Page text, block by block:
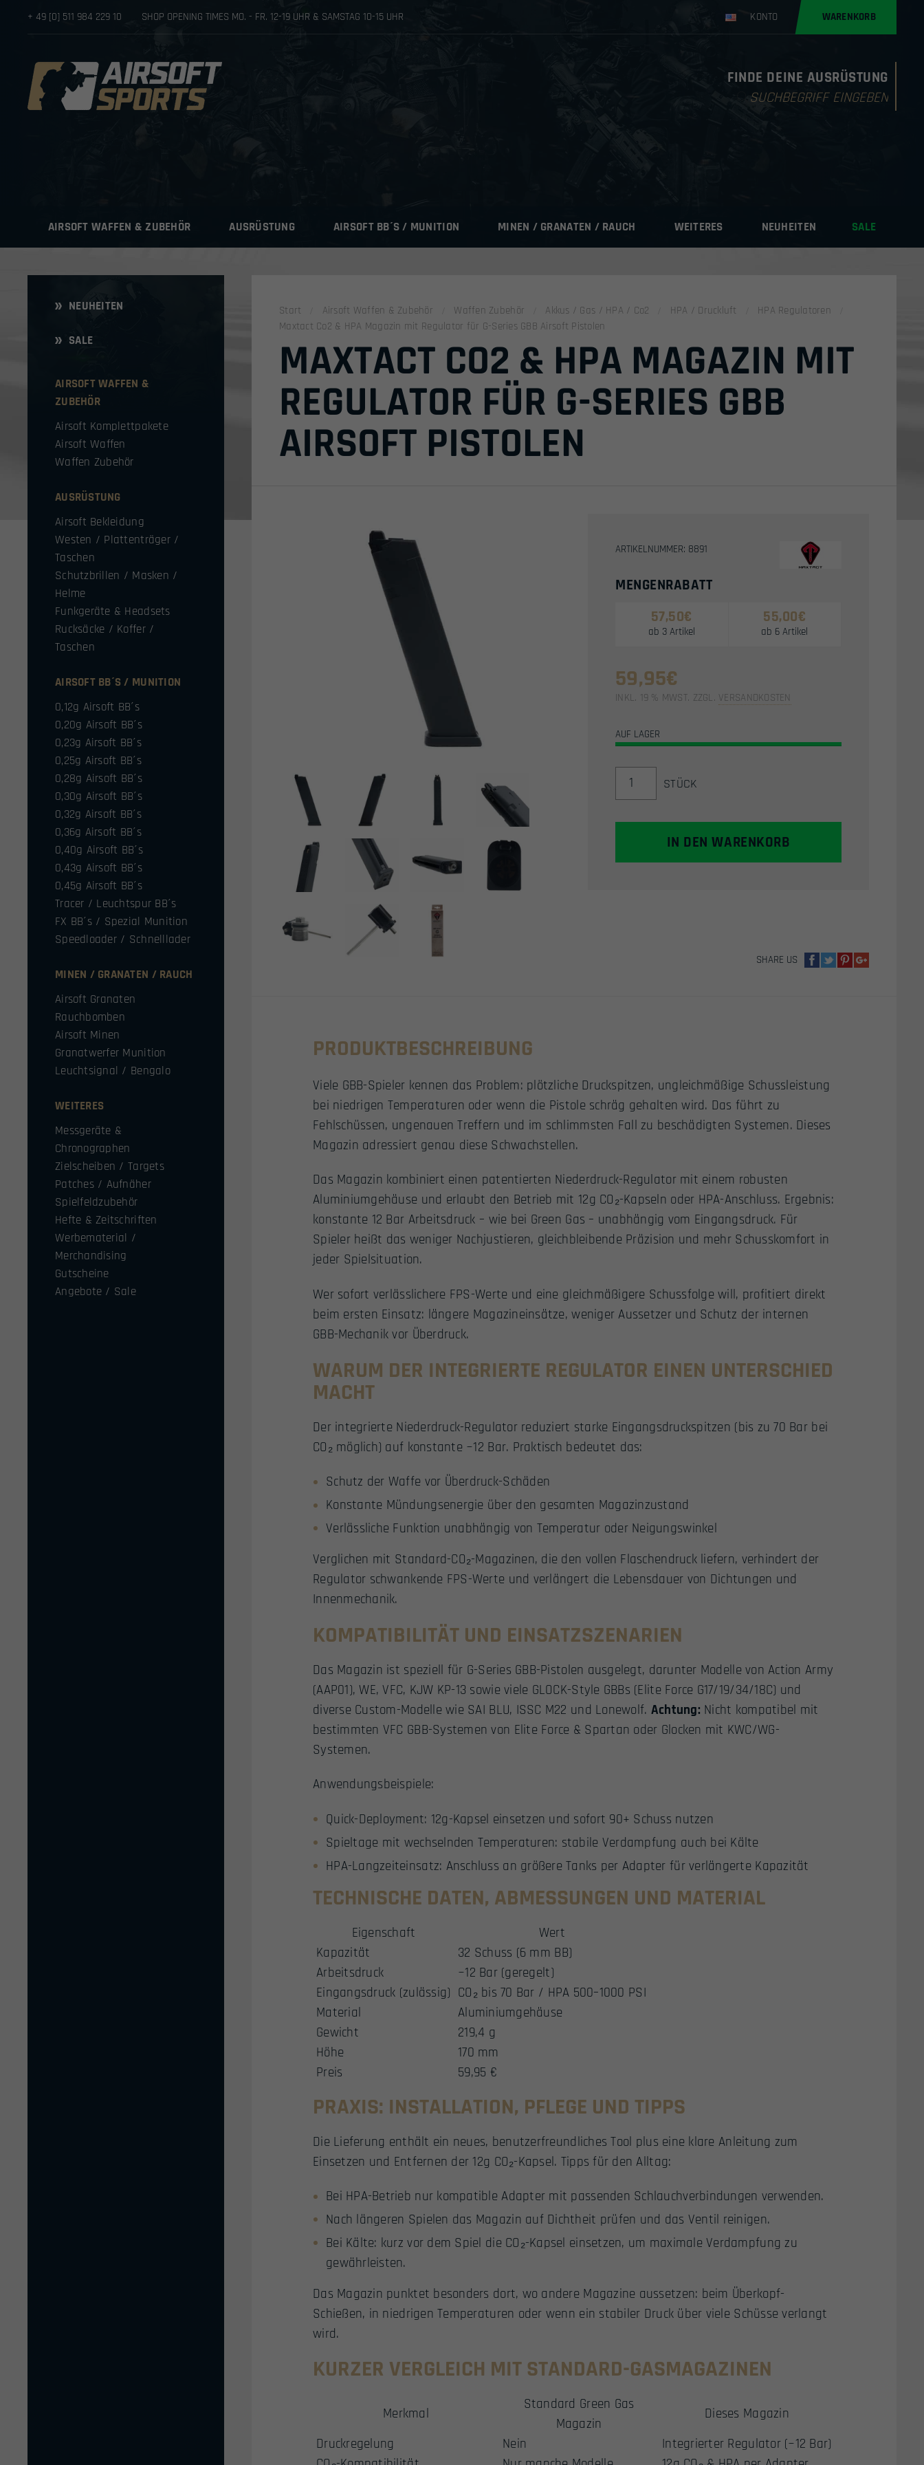
+ 49 [0] 511 984 229 10 SHOP OPENING TIMES MO. - FR. 12-19 UHR & SAMSTAG 10-15 UHR KONTO WARENKORB
FINDE DEINE AUSRÜSTUNG
Products
AIRSOFT WAFFEN & ZUBEHÖR AUSRÜSTUNG AIRSOFT BB´S / MUNITION MINEN / GRANATEN / RAUCH WEITERES NEUHEITEN SALE
NEUHEITEN
SALE
AIRSOFT WAFFEN &
ZUBEHÖR
Airsoft Komplettpakete
Airsoft Waffen
Waffen Zubehör
AUSRÜSTUNG
Airsoft Bekleidung
Westen / Plattenträger /
Taschen
Schutzbrillen / Masken /
Helme
Funkgeräte & Headsets
Rucksäcke / Koffer /
Taschen
AIRSOFT BB´S / MUNITION
0,12g Airsoft BB´s
0,20g Airsoft BB´s
0,23g Airsoft BB´s
0,25g Airsoft BB´s
0,28g Airsoft BB´s
0,30g Airsoft BB´s
0,32g Airsoft BB´s
0,36g Airsoft BB´s
0,40g Airsoft BB´s
0,43g Airsoft BB´s
0,45g Airsoft BB´s
Tracer / Leuchtspur BB´s
FX BB´s / Spezial Munition
Speedloader / Schnelllader
MINEN / GRANATEN / RAUCH
Airsoft Granaten
Rauchbomben
Airsoft Minen
Granatwerfer Munition
Leuchtsignal / Bengalo
WEITERES
Messgeräte &
Chronographen
Zielscheiben / Targets
Patches / Aufnäher
Spielfeldzubehör
Hefte & Zeitschriften
Werbematerial /
Merchandising
Gutscheine
Angebote / Sale
Start Airsoft Waffen & Zubehör Waffen Zubehör Akkus / Gas / HPA / Co2 HPA / Druckluft
HPA Regulatoren
Maxtact Co2 & HPA Magazin mit Regulator für G-Series GBB Airsoft Pistolen
MAXTACT CO2 & HPA MAGAZIN MIT
REGULATOR FÜR G-SERIES GBB
AIRSOFT PISTOLEN
ARTIKELNUMMER: 8891
MENGENRABATT
57,50€
ab 3 Artikel
55,00€
ab 6 Artikel
59,95€
INKL. 19 % MWST. ZZGL. VERSANDKOSTEN
AUF LAGER
HPA
STÜCK
IN DEN WARENKORB
SHARE US
PRODUKTBESCHREIBUNG
Viele GBB-Spieler kennen das Problem: plötzliche Druckspitzen, ungleichmäßige Schussleistung
bei niedrigen Temperaturen oder wenn die Pistole schräg gehalten wird. Das führt zu
Fehlschüssen, ungenauen Treffern und im schlimmsten Fall zu beschädigten Systemen. Dieses
Magazin adressiert genau diese Schwachstellen.
Das Magazin kombiniert einen patentierten Niederdruck-Regulator mit einem robusten
Aluminiumgehäuse und erlaubt den Betrieb mit 12g CO₂-Kapseln oder HPA-Anschluss. Ergebnis:
konstante 12 Bar Arbeitsdruck – wie bei Green Gas – unabhängig vom Eingangsdruck. Für
Spieler heißt das weniger Nachjustieren, gleichbleibende Präzision und mehr Schusskomfort in
jeder Spielsituation.
Wer sofort verlässlichere FPS-Werte und eine gleichmäßigere Schussfolge will, profitiert direkt
beim ersten Einsatz: längere Magazineinsätze, weniger Aussetzer und Schutz der internen
GBB-Mechanik vor Überdruck.
WARUM DER INTEGRIERTE REGULATOR EINEN UNTERSCHIED
MACHT
Der integrierte Niederdruck-Regulator reduziert starke Eingangsdruckspitzen (bis zu 70 Bar bei
CO₂ möglich) auf konstante ~12 Bar. Praktisch bedeutet das:
Schutz der Waffe vor Überdruck-Schäden
Konstante Mündungsenergie über den gesamten Magazinzustand
Verlässliche Funktion unabhängig von Temperatur oder Neigungswinkel
Verglichen mit Standard-CO₂-Magazinen, die den vollen Flaschendruck liefern, verhindert der
Regulator schwankende FPS-Werte und verlängert die Lebensdauer von Dichtungen und
Innenmechanik.
KOMPATIBILITÄT UND EINSATZSZENARIEN
Das Magazin ist speziell für G-Series GBB-Pistolen ausgelegt, darunter Modelle von Action Army
(AAP01), WE, VFC, KJW KP-13 sowie viele GLOCK-Style GBBs (Elite Force G17/19/34/18C) und
diverse Custom-Modelle wie SAI BLU, ISSC M22 und Lonewolf. Achtung: Nicht kompatibel mit
bestimmten VFC GBB-Systemen von Elite Force & Spartan oder Glocken mit KWC/WG-
Systemen.
Anwendungsbeispiele:
Quick-Deployment: 12g-Kapsel einsetzen und sofort 90+ Schuss nutzen
Spieltage mit wechselnden Temperaturen: stabile Verdampfung auch bei Kälte
HPA-Langzeiteinsatz: Anschluss an größere Tanks per Adapter für verlängerte Kapazität
TECHNISCHE DATEN, ABMESSUNGEN UND MATERIAL
Eigenschaft
Wert
Kapazität
32 Schuss (6 mm BB)
Arbeitsdruck
~12 Bar (geregelt)
Eingangsdruck (zulässig) CO₂ bis 70 Bar / HPA 500–1000 PSI
Material
Aluminiumgehäuse
Gewicht
219,4 g
Höhe
170 mm
Preis
59,95 €
PRAXIS: INSTALLATION, PFLEGE UND TIPPS
Die Lieferung enthält ein neues, benutzerfreundliches Tool plus eine klare Anleitung zum
Einsetzen und Entfernen der 12g CO₂-Kapsel. Tipps für den Alltag:
Bei HPA-Betrieb nur kompatible Adapter mit passenden Schlauchverbindungen verwenden.
Nach längeren Spielen das Magazin auf Dichtheit prüfen und das Ventil reinigen.
Bei Kälte: kurz vor dem Spiel die CO₂-Kapsel einsetzen, um maximale Verdampfung zu
gewährleisten.
Das Magazin punktet besonders dort, wo andere Magazine aussetzen: beim Überkopf-
Schießen, in niedrigen Temperaturen oder wenn ein stabiler Druck über viele Schüsse verlangt
wird.
KURZER VERGLEICH MIT STANDARD-GASMAGAZINEN
Merkmal
Standard Green Gas
Magazin
Dieses Magazin
Druckregelung
Nein
Integrierter Regulator (~12 Bar)